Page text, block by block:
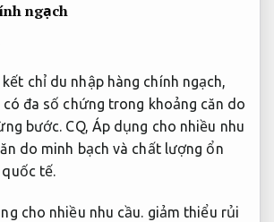
ngạch
kết chỉ du nhập hàng chính ngạch,
có đa số chứng trong khoảng căn do
bước. CQ, Áp dụng cho nhiều nhu
do minh bạch và chất lượng ổn
tế.
cho nhiều nhu cầu. giảm thiểu rủi